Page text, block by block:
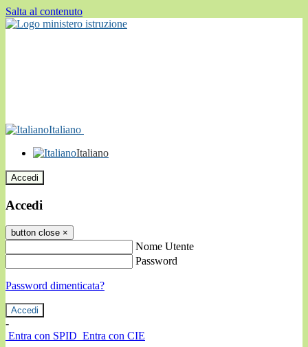
Salta al contenuto
Italiano
Italiano
Accedi
Accedi
button close ×
Nome Utente
Password
Password dimenticata?
-
Entra con SPID Entra con CIE